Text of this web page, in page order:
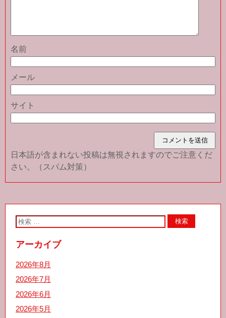
名前
メール
サイト
日本語が含まれない投稿は無視されますのでご注意くだ
さい。（スパム対策）
アーカイブ
2026年8月
2026年7月
2026年6月
2026年5月